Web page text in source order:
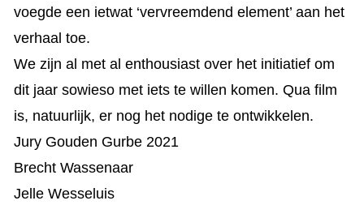
voegde een ietwat ‘vervreemdend element’ aan het
verhaal toe.
We zijn al met al enthousiast over het initiatief om
dit jaar sowieso met iets te willen komen. Qua film
is, natuurlijk, er nog het nodige te ontwikkelen.
Jury Gouden Gurbe 2021
Brecht Wassenaar
Jelle Wesseluis